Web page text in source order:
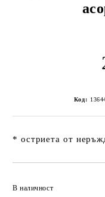
Код:
* остриета от
В наличност